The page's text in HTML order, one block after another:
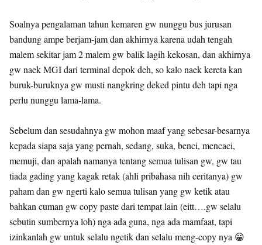
Soalnya pengalaman tahun kemaren gw nunggu bus jurusan
bandung ampe berjam-jam dan akhirnya karena udah tengah
malem sekitar jam 2 malem gw balik lagih kekosan, dan akhirnya
gw naek MGI dari terminal depok deh, so kalo naek kereta kan
buruk-buruknya gw musti nangkring deked pintu deh tapi nga
perlu nunggu lama-lama.
Sebelum dan sesudahnya gw mohon maaf yang sebesar-besarnya
kepada siapa saja yang pernah, sedang, suka, benci, mencaci,
memuji, dan apalah namanya tentang semua tulisan gw, gw tau
tiada gading yang kagak retak (ahli pribahasa nih ceritanya) gw
paham dan gw ngerti kalo semua tulisan yang gw ketik atau
bahkan cuman gw copy paste dari tempat lain (eitt….gw selalu
sebutin sumbernya loh) nga ada guna, nga ada mamfaat, tapi
izinkanlah gw untuk selalu ngetik dan selalu meng-copy nya 😀